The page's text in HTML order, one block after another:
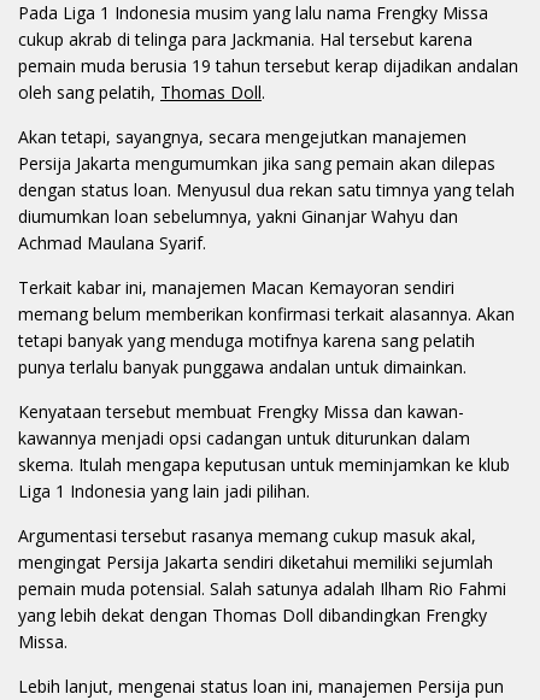
Pada Liga 1 Indonesia musim yang lalu nama Frengky Missa
cukup akrab di telinga para Jackmania. Hal tersebut karena
pemain muda berusia 19 tahun tersebut kerap dijadikan andalan
oleh sang pelatih, Thomas Doll.
Akan tetapi, sayangnya, secara mengejutkan manajemen
Persija Jakarta mengumumkan jika sang pemain akan dilepas
dengan status loan. Menyusul dua rekan satu timnya yang telah
diumumkan loan sebelumnya, yakni Ginanjar Wahyu dan
Achmad Maulana Syarif.
Terkait kabar ini, manajemen Macan Kemayoran sendiri
memang belum memberikan konfirmasi terkait alasannya. Akan
tetapi banyak yang menduga motifnya karena sang pelatih
punya terlalu banyak punggawa andalan untuk dimainkan.
Kenyataan tersebut membuat Frengky Missa dan kawan-
kawannya menjadi opsi cadangan untuk diturunkan dalam
skema. Itulah mengapa keputusan untuk meminjamkan ke klub
Liga 1 Indonesia yang lain jadi pilihan.
Argumentasi tersebut rasanya memang cukup masuk akal,
mengingat Persija Jakarta sendiri diketahui memiliki sejumlah
pemain muda potensial. Salah satunya adalah Ilham Rio Fahmi
yang lebih dekat dengan Thomas Doll dibandingkan Frengky
Missa.
Lebih lanjut, mengenai status loan ini, manajemen Persija pun